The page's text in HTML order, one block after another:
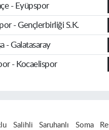
- Eyüpspor
- Gençlerbirliği S.K.
- Galatasaray
- Kocaelispor
Salihli Saruhanlı Soma